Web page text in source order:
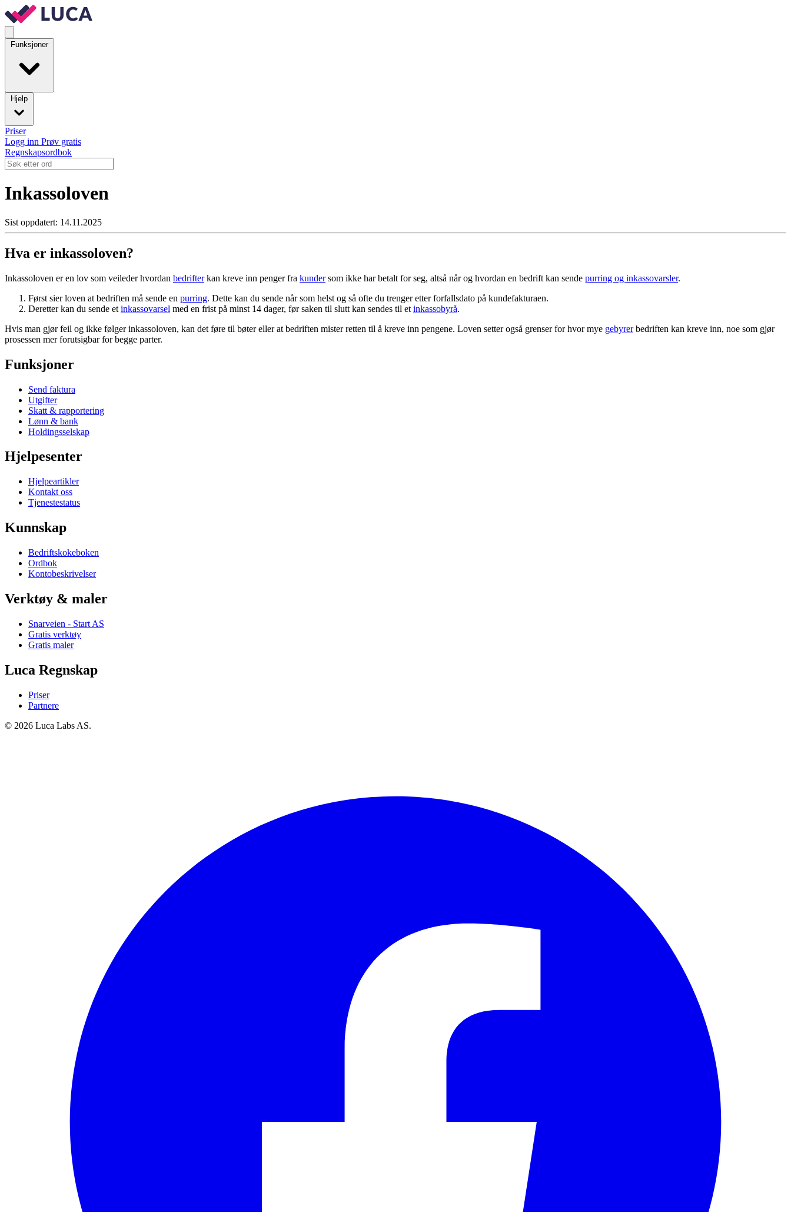
Funksjoner
Hjelp
Priser
Logg inn Prøv gratis
Regnskapsordbok
Inkassoloven
Sist oppdatert: 14.11.2025
Hva er inkassoloven?
Inkassoloven er en lov som veileder hvordan bedrifterkan kreve inn penger fra kundersom ikke har betalt for seg, altså når og hvordan en bedrift kan sende purring og inkassovarsler.
Først sier loven at bedriften må sende en purring. Dette kan du sende når som helst og så ofte du trenger etter forfallsdato på kundefakturaen.
Deretter kan du sende et inkassovarsel med en frist på minst 14 dager, før saken til slutt kan sendes til et inkassobyrå.
Hvis man gjør feil og ikke følger inkassoloven, kan det føre til bøter eller at bedriften mister retten til å kreve inn pengene. Loven setter også grenser for hvor mye gebyrerbedriften kan kreve inn, noe som gjør
prosessen mer forutsigbar for begge parter.
Funksjoner
Send faktura
Utgifter
Skatt & rapportering
Lønn & bank
Holdingsselskap
Hjelpesenter
Hjelpeartikler
Kontakt oss
Tjenestestatus
Kunnskap
Bedriftskokeboken
Ordbok
Kontobeskrivelser
Verktøy & maler
Snarveien - Start AS
Gratis verktøy
Gratis maler
Luca Regnskap
Priser
Partnere
© 2026 Luca Labs AS.